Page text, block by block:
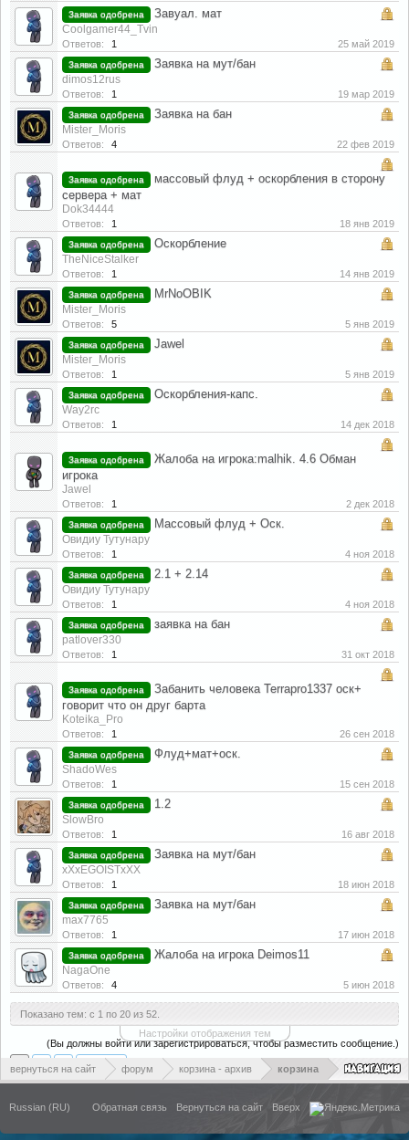
Заявка одобрена Завуал. мат
Coolgamer44_Tvin
Ответов: 1 25 май 2019
Заявка одобрена Заявка на мут/бан
dimos12rus
Ответов: 1 19 мар 2019
Заявка одобрена Заявка на бан
Mister_Moris
Ответов: 4 22 фев 2019
Заявка одобрена
массовый флуд + оскорбления в сторону
сервера + мат
Dok34444
Ответов: 1 18 янв 2019
Заявка одобрена Оскорбление
TheNiceStalker
Ответов: 1 14 янв 2019
Заявка одобрена MrNoOBIK
Mister_Moris
Ответов: 5 5 янв 2019
Заявка одобрена Jawel
Mister_Moris
Ответов: 1 5 янв 2019
Заявка одобрена Оскорбления-капс.
Way2rc
Ответов: 1 14 дек 2018
Заявка одобрена
Жалоба на игрока:malhik. 4.6 Обман
игрока
Jawel
Ответов: 1 2 дек 2018
Заявка одобрена Массовый флуд + Оск.
Овидиу Тутунару
Ответов: 1 4 ноя 2018
Заявка одобрена 2.1 + 2.14
Овидиу Тутунару
Ответов: 1 4 ноя 2018
Заявка одобрена заявка на бан
patlover330
Ответов: 1 31 окт 2018
Заявка одобрена
Забанить человека Terrapro1337 оск+
говорит что он друг барта
Koteika_Pro
Ответов: 1 26 сен 2018
Заявка одобрена Флуд+мат+оск.
ShadoWes
Ответов: 1 15 сен 2018
Заявка одобрена 1.2
SlowBro
Ответов: 1 16 авг 2018
Заявка одобрена Заявка на мут/бан
xXxEGOISTxXX
Ответов: 1 18 июн 2018
Заявка одобрена Заявка на мут/бан
max7765
Ответов: 1 17 июн 2018
Заявка одобрена Жалоба на игрока Deimos11
NagaOne
Ответов: 4 5 июн 2018
Показано тем: с 1 по 20 из 52.
Настройки отображения тем
(Вы должны войти или зарегистрироваться, чтобы разместить сообщение.)
Вперёд >
вернуться на сайт форум корзина - архив корзина
Russian (RU) Обратная связь Вернуться на сайт Вверх